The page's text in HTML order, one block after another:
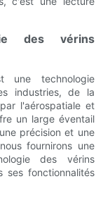
des vérins
une technologie
industries, de la
l'aérospatiale et
un large éventail
précision et une
fournirons une
des vérins
ses fonctionnalités